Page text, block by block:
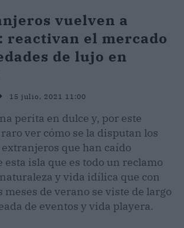
vuelven a
reactivan el mercado
de lujo en
15 julio, 2021 11:00
perita en dulce y, por este
ver cómo se la disputan los
que han caído
isla que es todo un reclamo
y vida idílica que con
meses de verano se viste de largo
de eventos y vida playera.